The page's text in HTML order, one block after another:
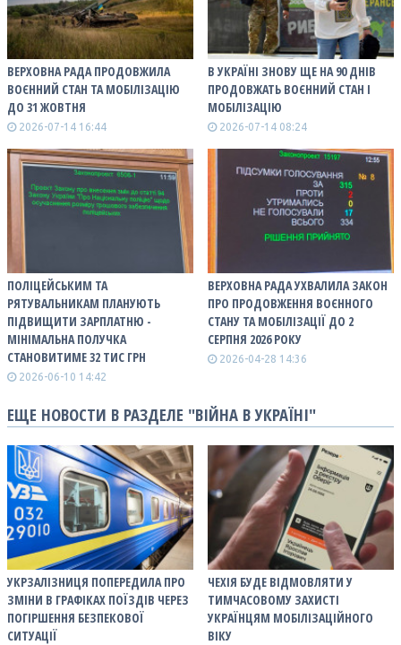
ВЕРХОВНА РАДА ПРОДОВЖИЛА
ВОЄННИЙ СТАН ТА МОБІЛІЗАЦІЮ
ДО 31 ЖОВТНЯ
2026-07-14 16:44
В УКРАЇНІ ЗНОВУ ЩЕ НА 90 ДНІВ
ПРОДОВЖАТЬ ВОЄННИЙ СТАН І
МОБІЛІЗАЦІЮ
2026-07-14 08:24
ПОЛІЦЕЙСЬКИМ ТА
РЯТУВАЛЬНИКАМ ПЛАНУЮТЬ
ПІДВИЩИТИ ЗАРПЛАТНЮ -
МІНІМАЛЬНА ПОЛУЧКА
СТАНОВИТИМЕ 32 ТИС ГРН
2026-06-10 14:42
ВЕРХОВНА РАДА УХВАЛИЛА ЗАКОН
ПРО ПРОДОВЖЕННЯ ВОЄННОГО
СТАНУ ТА МОБІЛІЗАЦІЇ ДО 2
СЕРПНЯ 2026 РОКУ
2026-04-28 14:36
ЕЩЕ НОВОСТИ В РАЗДЕЛЕ "ВІЙНА В УКРАЇНІ"
УКРЗАЛІЗНИЦЯ ПОПЕРЕДИЛА ПРО
ЗМІНИ В ГРАФІКАХ ПОЇЗДІВ ЧЕРЕЗ
ПОГІРШЕННЯ БЕЗПЕКОВОЇ
СИТУАЦІЇ
ЧЕХІЯ БУДЕ ВІДМОВЛЯТИ У
ТИМЧАСОВОМУ ЗАХИСТІ
УКРАЇНЦЯМ МОБІЛІЗАЦІЙНОГО
ВІКУ